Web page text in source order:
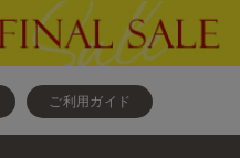
ご利用ガイド